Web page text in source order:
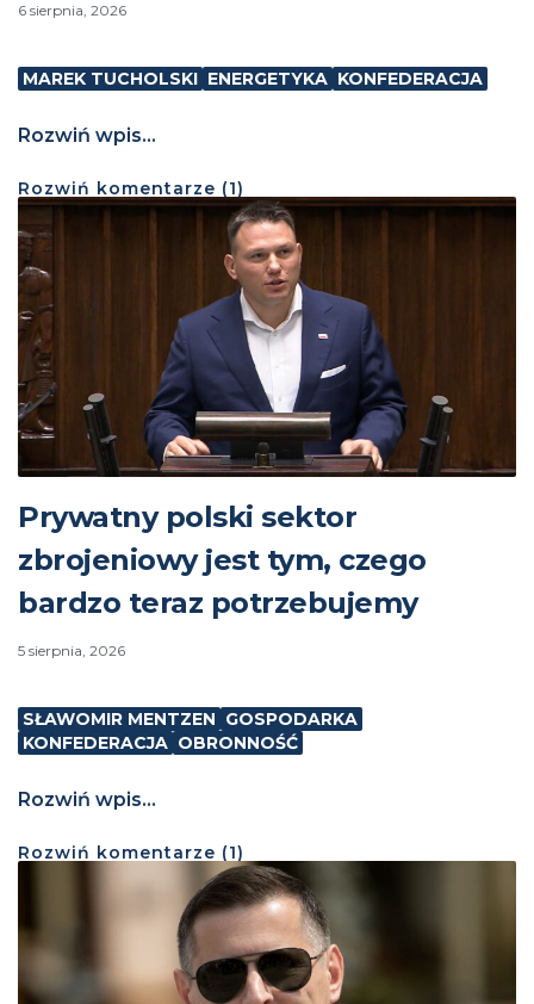
6 sierpnia, 2026
MAREK TUCHOLSKI ENERGETYKA KONFEDERACJA
Rozwiń wpis...
Rozwiń komentarze (1)
Prywatny polski sektor
zbrojeniowy jest tym, czego
bardzo teraz potrzebujemy
5 sierpnia, 2026
SŁAWOMIR MENTZEN GOSPODARKA
KONFEDERACJA OBRONNOŚĆ
Rozwiń wpis...
Rozwiń komentarze (1)